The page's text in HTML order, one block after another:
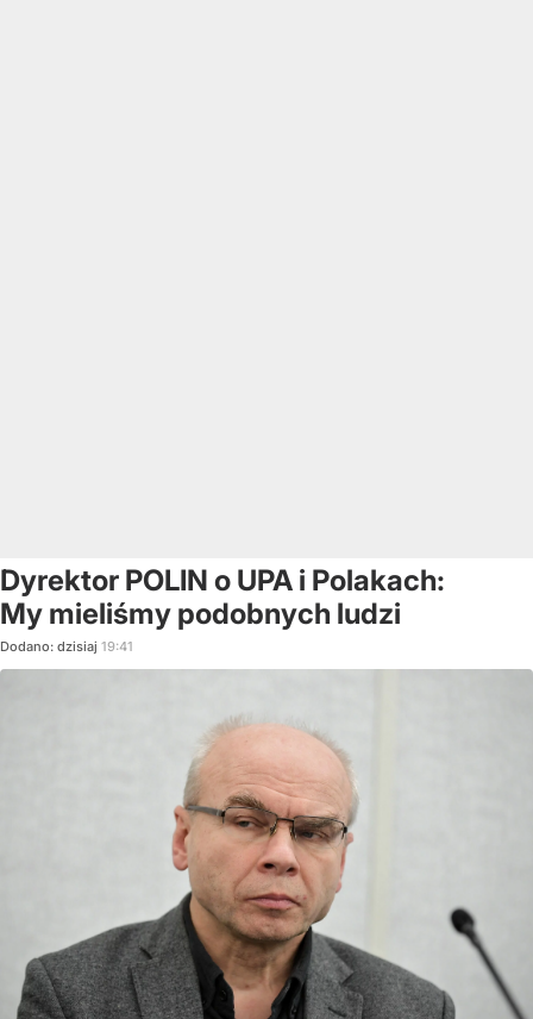
Dyrektor POLIN o UPA i Polakach:
My mieliśmy podobnych ludzi
Dodano: dzisiaj 19:41